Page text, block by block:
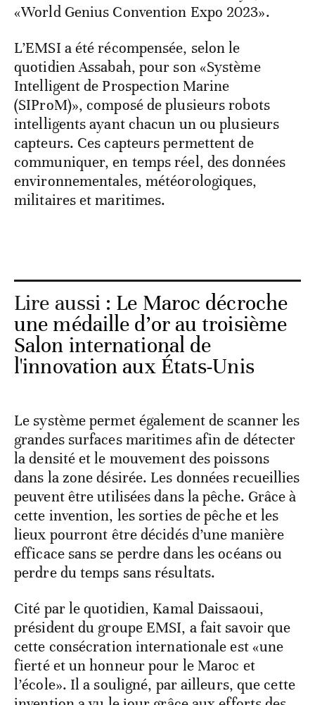
«World Genius Convention Expo 2023».
L’EMSI a été récompensée, selon le
quotidien Assabah, pour son «Système
Intelligent de Prospection Marine
(SIProM)», composé de plusieurs robots
intelligents ayant chacun un ou plusieurs
capteurs. Ces capteurs permettent de
communiquer, en temps réel, des données
environnementales, météorologiques,
militaires et maritimes.
Lire aussi : Le Maroc décroche
une médaille d’or au troisième
Salon international de
l'innovation aux États-Unis
Le système permet également de scanner les
grandes surfaces maritimes afin de détecter
la densité et le mouvement des poissons
dans la zone désirée. Les données recueillies
peuvent être utilisées dans la pêche. Grâce à
cette invention, les sorties de pêche et les
lieux pourront être décidés d’une manière
efficace sans se perdre dans les océans ou
perdre du temps sans résultats.
Cité par le quotidien, Kamal Daissaoui,
président du groupe EMSI, a fait savoir que
cette consécration internationale est «une
fierté et un honneur pour le Maroc et
l’école». Il a souligné, par ailleurs, que cette